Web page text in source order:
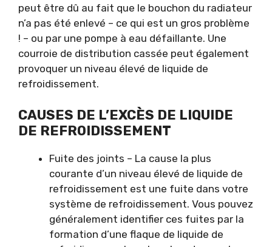
peut être dû au fait que le bouchon du radiateur
n’a pas été enlevé – ce qui est un gros problème
! – ou par une pompe à eau défaillante. Une
courroie de distribution cassée peut également
provoquer un niveau élevé de liquide de
refroidissement.
CAUSES DE L’EXCÈS DE LIQUIDE
DE REFROIDISSEMENT
Fuite des joints – La cause la plus
courante d’un niveau élevé de liquide de
refroidissement est une fuite dans votre
système de refroidissement. Vous pouvez
généralement identifier ces fuites par la
formation d’une flaque de liquide de